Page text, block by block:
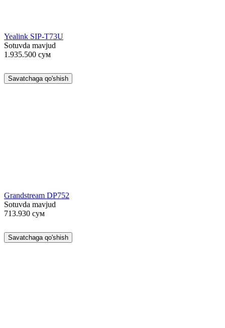
Yealink SIP-T73U
Sotuvda mavjud
1.935.500 сум
Savatchaga qo'shish
Grandstream DP752
Sotuvda mavjud
713.930 сум
Savatchaga qo'shish